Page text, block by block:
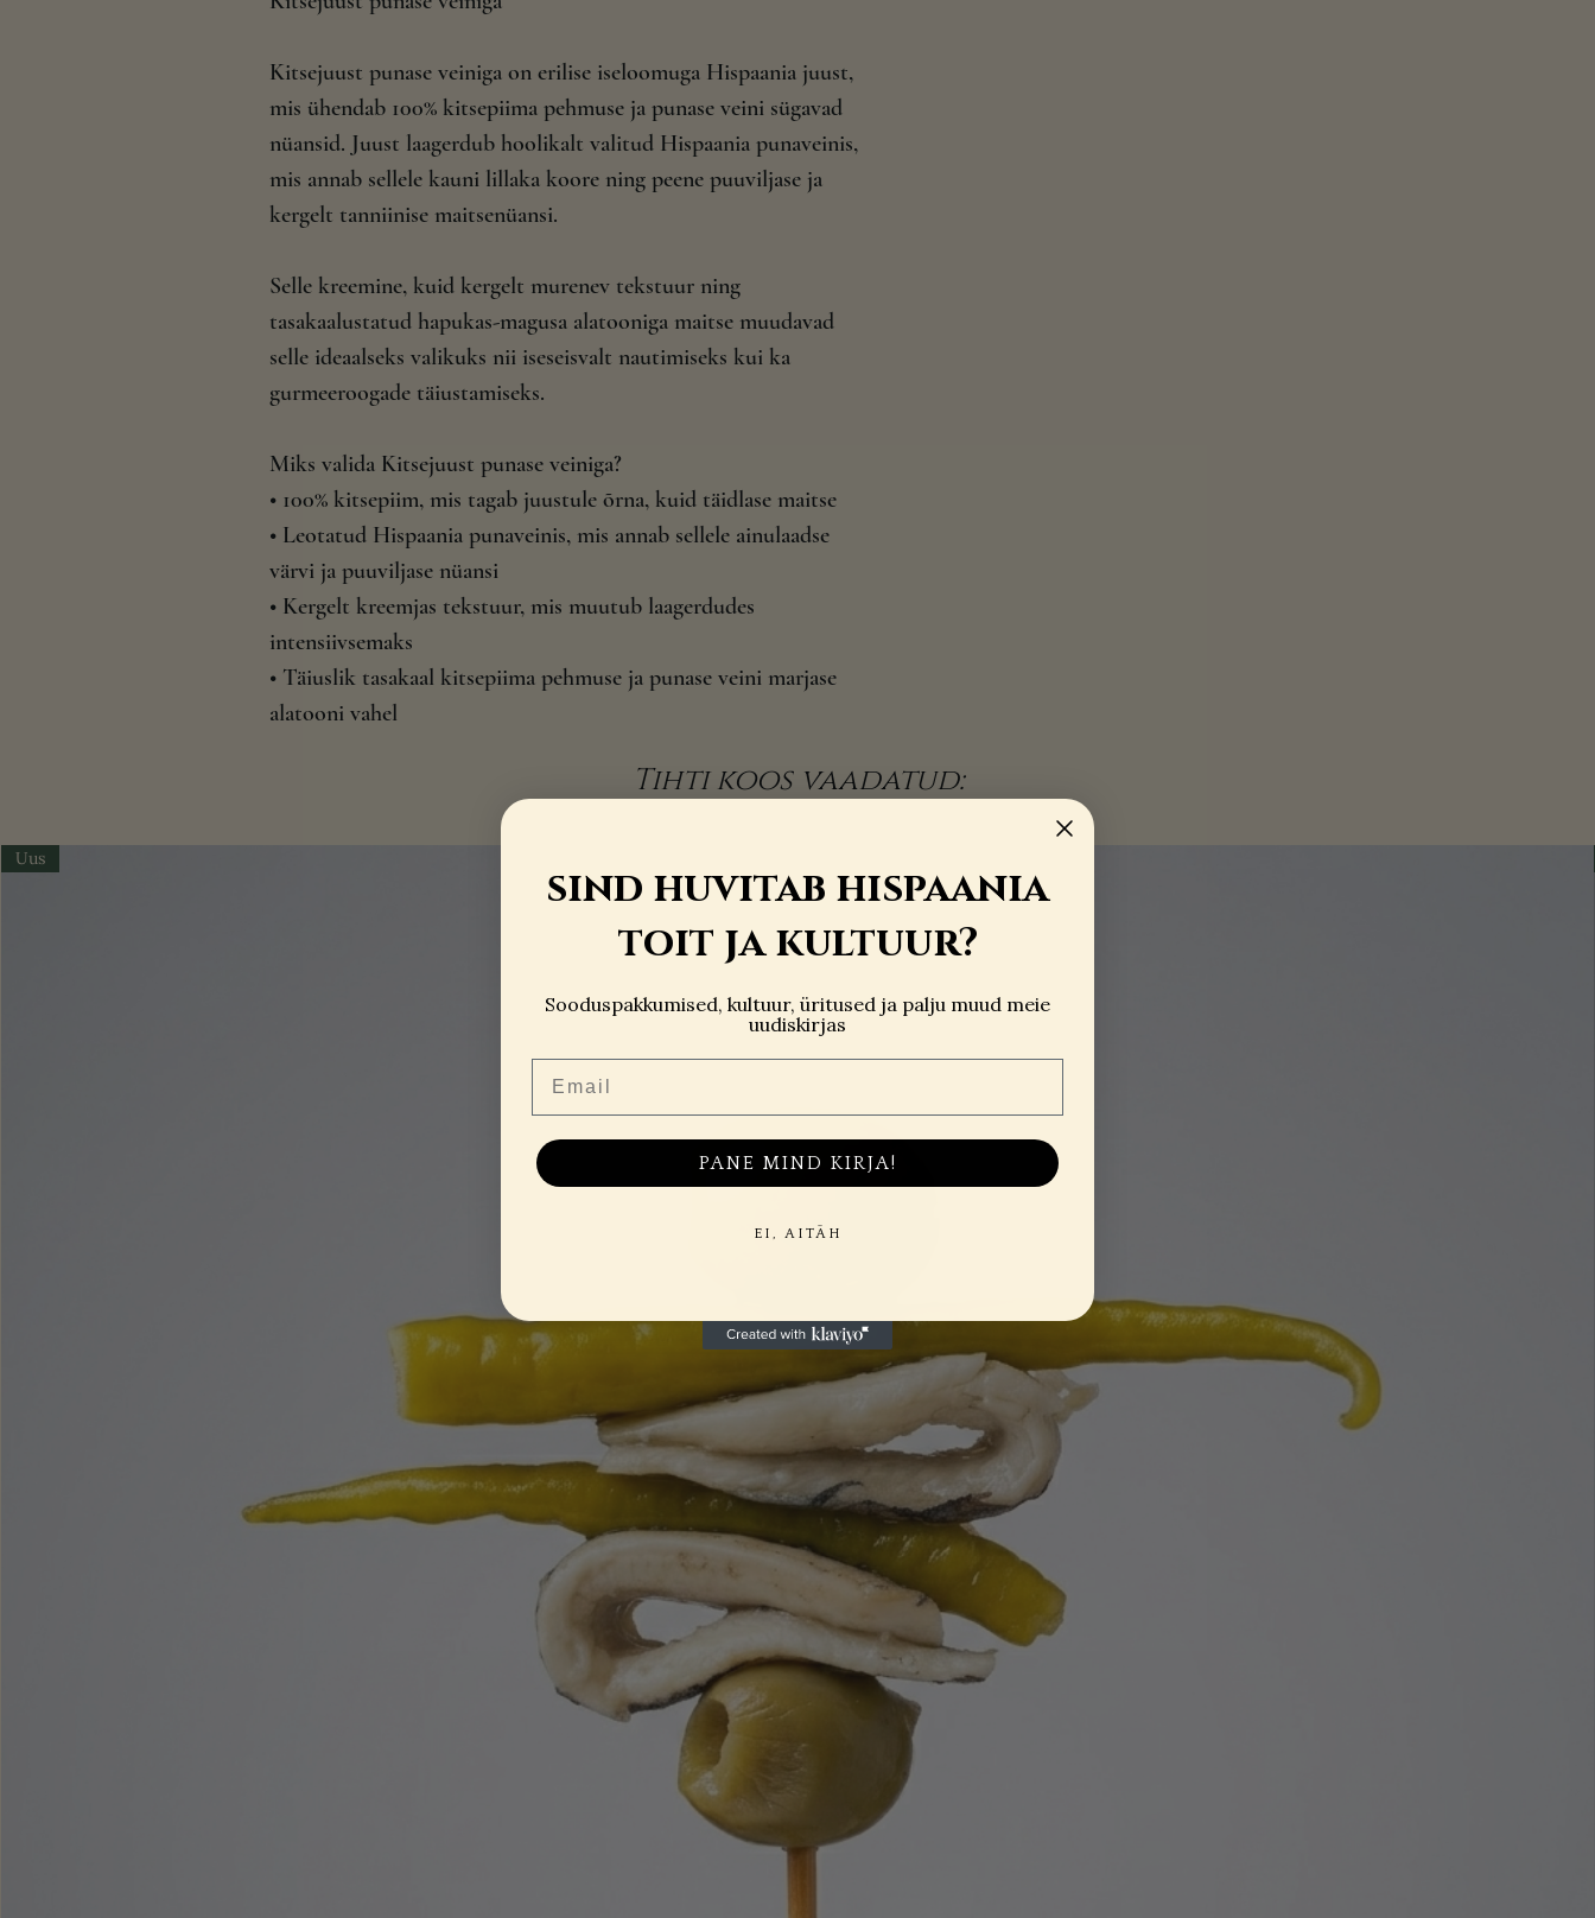
Kitsejuust punase veiniga on erilise iseloomuga Hispaania juust,
mis ühendab 100% kitsepiima pehmuse ja punase veini sügavad
nüansid. Juust laagerdub hoolikalt valitud Hispaania punaveinis,
mis annab sellele kauni lillaka koore ning peene puuviljase ja
kergelt tanniinise maitsenüansi.
Selle kreemine, kuid kergelt murenev tekstuur ning
tasakaalustatud hapukas-magusa alatooniga maitse muudavad
selle ideaalseks valikuks nii iseseisvalt nautimiseks kui ka
gurmeeroogade täiustamiseks.
Miks valida Kitsejuust punase veiniga?
• 100% kitsepiim, mis tagab juustule õrna, kuid täidlase maitse
• Leotatud Hispaania punaveinis, mis annab sellele ainulaadse
värvi ja puuviljase nüansi
• Kergelt kreemjas tekstuur, mis muutub laagerdudes
intensiivsemaks
• Täiuslik tasakaal kitsepiima pehmuse ja punase veini marjase
alatooni vahel
Tihti koos vaadatud:
Uus
sind huvitab hispaania
toit ja kultuur?
Sooduspakkumised, kultuur, üritused ja palju muud meie
uudiskirjas
PANE MIND KIRJA!
EI, AITÄH